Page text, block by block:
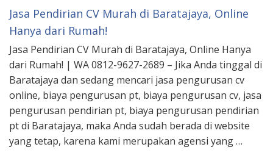
Jasa Pendirian CV Murah di Baratajaya, Online
Hanya dari Rumah!
Jasa Pendirian CV Murah di Baratajaya, Online Hanya
dari Rumah! | WA 0812-9627-2689 – Jika Anda tinggal di
Baratajaya dan sedang mencari jasa pengurusan cv
online, biaya pengurusan pt, biaya pengurusan cv, jasa
pengurusan pendirian pt, biaya pengurusan pendirian
pt di Baratajaya, maka Anda sudah berada di website
yang tetap, karena kami merupakan agensi yang …